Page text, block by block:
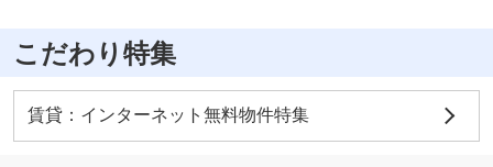
こだわり特集
賃貸：インターネット無料物件特集